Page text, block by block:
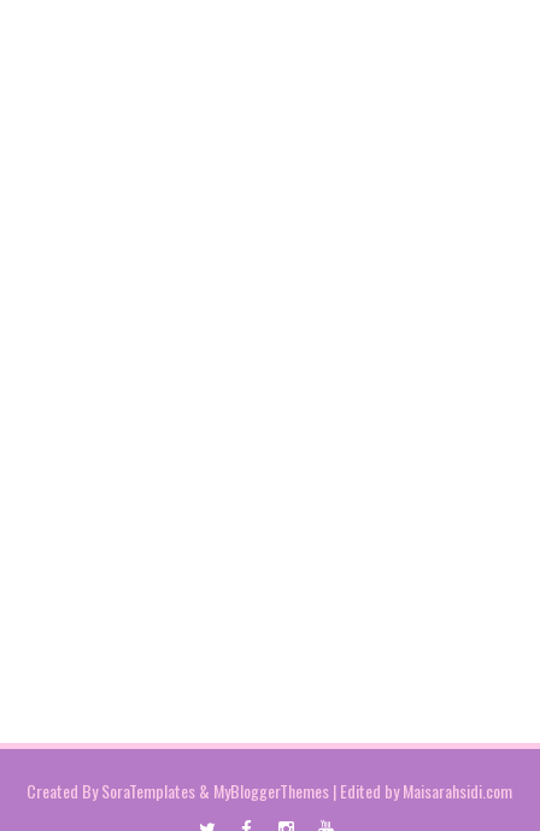
Created BySoraTemplates& MyBloggerThemes| Edited byMaisarahsidi.com